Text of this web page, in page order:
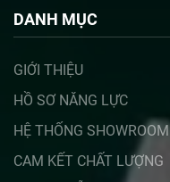
DANH MỤC
GIỚI THIỆU
HỒ SƠ NĂNG LỰC
HỆ THỐNG SHOWROOM
CAM KẾT CHẤT LƯỢNG